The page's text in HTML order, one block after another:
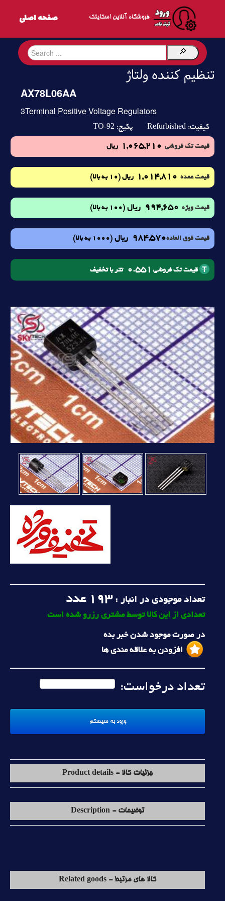
فروشگاه آنلاین اسکایتک
تنظیم کننده ولتاژ
AX78L06AA
3Terminal Positive Voltage Regulators
کیفیت: Refurbished پکیج: TO-92
قیمت تک فروشی 1,065,210 ریال
قیمت عمده 1,014,810 ریال (10 به بالا)
قیمت ویژه 994,650 ریال (100 به بالا)
قیمت فوق العاده984,570 ریال (1000 به بالا)
قیمت تک فروشی 0.551 تتر با تخفیف
تعداد موجودی در انبار :193 عدد
تعدادی از این کالا توسط مشتری رزرو شده است
در صورت موجود شدن خبر بده
افزودن به علاقه مندی ها
تعداد درخواست:
جزئیات کالا - Product details
توضیحات - Description
کالا های مرتبط - Related goods